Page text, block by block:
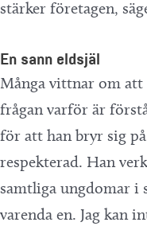
stärker företagen,
En sann eldsjäl
Många vittnar om att
frågan varför är
för att han bryr sig
respekterad. Han
samtliga ungdomar i
varenda en. Jag kan